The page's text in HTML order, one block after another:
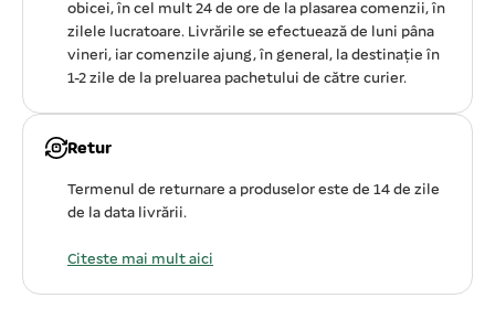
obicei, în cel mult 24 de ore de la plasarea comenzii, în
zilele lucratoare. Livrările se efectuează de luni pâna
vineri, iar comenzile ajung, în general, la destinație în
1-2 zile de la preluarea pachetului de către curier.
Retur
Termenul de returnare a produselor este de 14 de zile
de la data livrării.
Citeste mai mult aici